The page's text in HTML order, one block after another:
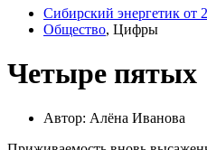
Сибирский энергетик от
Общество, Цифры
Четыре пятых
Автор: Алёна Иванова